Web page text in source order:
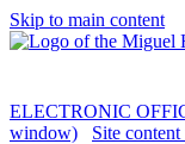
Skip to main content
ELECTRONIC
window)
Site content